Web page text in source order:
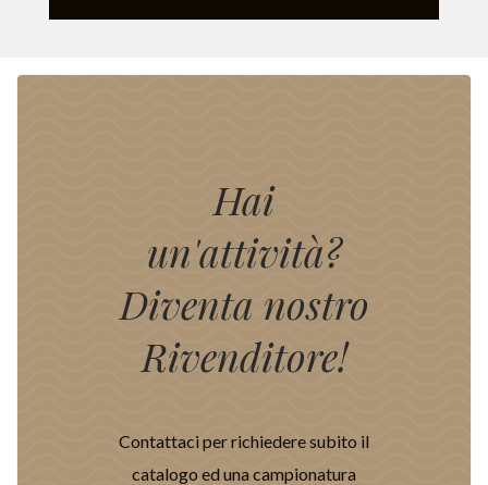
Hai
un'attività?
Diventa nostro
Rivenditore!
Contattaci per richiedere subito il
catalogo ed una campionatura